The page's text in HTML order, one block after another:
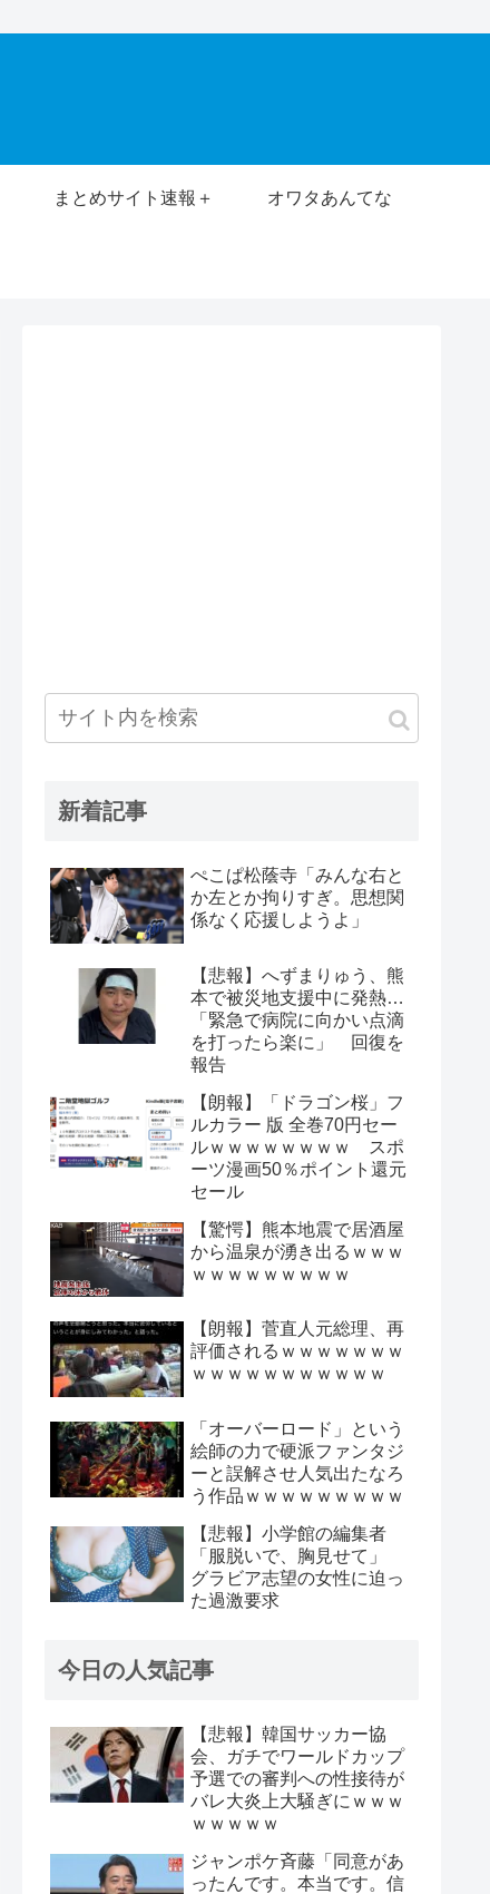
まとめサイト速報＋ オワタあんてな
新着記事
ぺこぱ松蔭寺「みんな右と
か左とか拘りすぎ。思想関
係なく応援しようよ」
【悲報】へずまりゅう、熊
本で被災地支援中に発熱…
「緊急で病院に向かい点滴
を打ったら楽に」 回復を
報告
【朗報】「ドラゴン桜」フ
ルカラー 版 全巻70円セー
ルｗｗｗｗｗｗｗｗ スポ
ーツ漫画50％ポイント還元
セール
【驚愕】熊本地震で居酒屋
から温泉が湧き出るｗｗｗ
ｗｗｗｗｗｗｗｗｗ
【朗報】菅直人元総理、再
評価されるｗｗｗｗｗｗｗ
ｗｗｗｗｗｗｗｗｗｗｗ
「オーバーロード」という
絵師の力で硬派ファンタジ
ーと誤解させ人気出たなろ
う作品ｗｗｗｗｗｗｗｗｗ
【悲報】小学館の編集者
「服脱いで、胸見せて」
グラビア志望の女性に迫っ
た過激要求
今日の人気記事
【悲報】韓国サッカー協
会、ガチでワールドカップ
予選での審判への性接待が
バレ大炎上大騒ぎにｗｗｗ
ｗｗｗｗｗ
ジャンポケ斉藤「同意があ
ったんです。本当です。信